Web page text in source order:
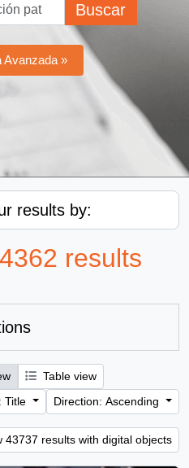
Buscar
Avanzada »
results by:
results
Table view
Title
Direction: Ascending
43737 results with digital objects